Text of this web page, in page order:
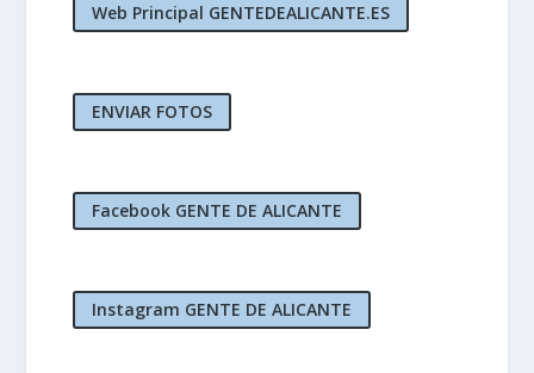
Web Principal GENTEDEALICANTE.ES
ENVIAR FOTOS
Facebook GENTE DE ALICANTE
Instagram GENTE DE ALICANTE